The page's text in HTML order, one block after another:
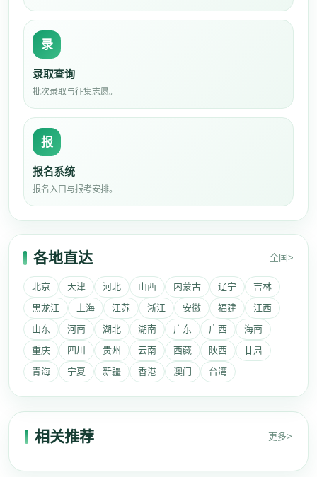
录
录取查询
批次录取与征集志愿。
报
报名系统
报名入口与报考安排。
各地直达 全国>
北京 天津 河北 山西 内蒙古 辽宁
吉林
黑龙江
上海 江苏 浙江 安徽 福建
江西
山东
河南 湖北 湖南 广东 广西
海南
重庆
四川 贵州 云南 西藏 陕西
甘肃
青海
宁夏 新疆 香港 澳门 台湾
相关推荐 更多>